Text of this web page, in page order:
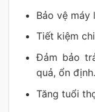
Bảo vệ máy
Tiết kiệm
Đảm bảo
quả, ổn định.
Tăng tuổi